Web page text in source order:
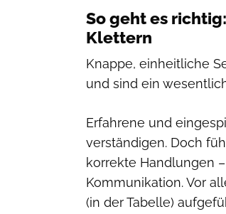
So geht es
Klettern
Knappe, einheitliche
und sind ein
Erfahrene und
verständigen. Doch
korrekte Handlungen
Kommunikation. Vor
(in der Tabelle)